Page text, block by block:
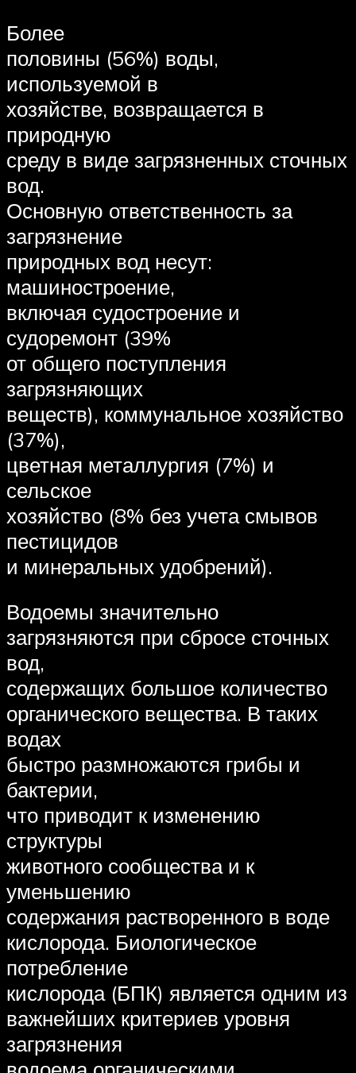
Более
половины (56%) воды,
используемой в
хозяйстве, возвращается в
природную
среду в виде загрязненных сточных
вод.
Основную ответственность за
загрязнение
природных вод несут:
машиностроение,
включая судостроение и
судоремонт (39%
от общего поступления
загрязняющих
веществ), коммунальное хозяйство
(37%),
цветная металлургия (7%) и
сельское
хозяйство (8% без учета смывов
пестицидов
и минеральных удобрений).
Водоемы значительно
загрязняются при сбросе сточных
вод,
содержащих большое количество
органического вещества. В таких
водах
быстро размножаются грибы и
бактерии,
что приводит к изменению
структуры
животного сообщества и к
уменьшению
содержания растворенного в воде
кислорода. Биологическое
потребление
кислорода (БПК) является одним из
важнейших критериев уровня
загрязнения